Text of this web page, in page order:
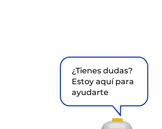
¿Tienes dudas?
Estoy aquí para
ayudarte